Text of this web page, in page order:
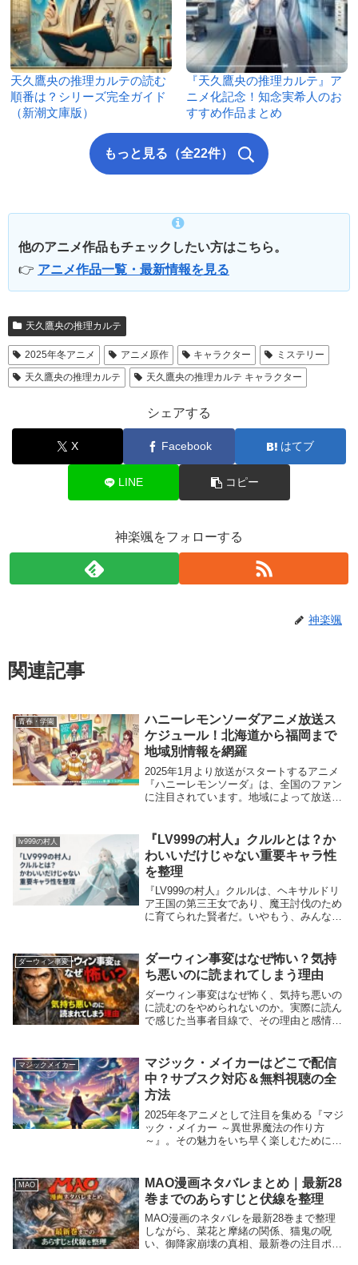
天久鷹央の推理カルテの読む
順番は？シリーズ完全ガイド
（新潮文庫版）
『天久鷹央の推理カルテ』ア
ニメ化記念！知念実希人のお
すすめ作品まとめ
もっと見る（全22件）
他のアニメ作品もチェックしたい方はこちら。
👉 アニメ作品一覧・最新情報を見る
天久鷹央の推理カルテ
2025年冬アニメ アニメ原作 キャラクター
ミステリー
天久鷹央の推理カルテ
天久鷹央の推理カルテ キャラクター
シェアする
X Facebook はてブ
LINE コピー
神楽颯をフォローする
神楽颯
関連記事
青春・学園
ハニーレモンソーダアニメ放送ス
ケジュール！北海道から福岡まで
地域別情報を網羅
2025年1月より放送がスタートするアニメ
『ハニーレモンソーダ』は、全国のファン
に注目されています。地域によって放送時
す。本記事では、北海道、宮城、広島、新
潟、長野...
lv999の村人
『LV999の村人』クルルとは？か
わいいだけじゃない重要キャラ性
を整理
『LV999の村人』クルルは、ヘキサルドリ
ア王国の第三王女であり、魔王討伐のため
に育てられた賢者だ。いやもう、みんな。
いに見えるかもしれない。でもな、この子
をそ...
ダーウィン事変
ダーウィン事変はなぜ怖い？気持
ち悪いのに読まれてしまう理由
ダーウィン事変はなぜ怖く、気持ち悪いの
に読むのをやめられないのか。実際に読ん
で感じた当事者目線で、その理由と感情の
マジックメイカー
マジック・メイカーはどこで配信
中？サブスク対応＆無料視聴の全
方法
2025年冬アニメとして注目を集める『マジ
ック・メイカー ～異世界魔法の作り方
～』。その魅力をいち早く楽しむために、
は？」と気になる方も多いはず。本記事で
は、『マジック...
MAO
MAO漫画ネタバレまとめ｜最新28
巻までのあらすじと伏線を整理
MAO漫画のネタバレを最新28巻まで整理
しながら、菜花と摩緒の関係、猫鬼の呪
い、御降家崩壊の真相、最新巻の注目ポイ